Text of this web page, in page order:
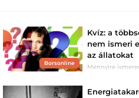
Borsonline
Kvíz: a
nem ismeri
az állatokat
Mennyire